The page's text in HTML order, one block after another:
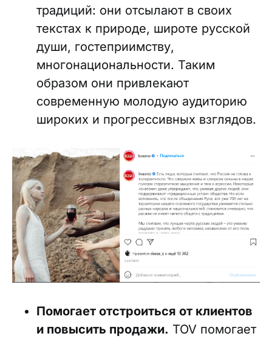
традиций: они отсылают в своих
текстах к природе, широте русской
души, гостеприимству,
многонациональности. Таким
образом они привлекают
современную молодую аудиторию
широких и прогрессивных взглядов.
Помогает отстроиться от клиентов
и повысить продажи. TOV помогает